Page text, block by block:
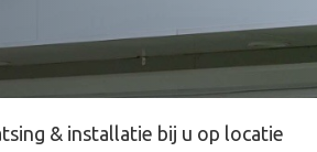
& installatie bij u op locatie